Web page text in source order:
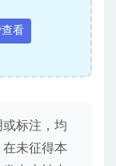
看
标注，均
未征得本